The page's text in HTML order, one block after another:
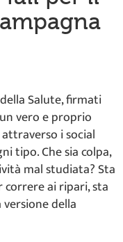
Salute, firmati
vero e proprio
i social
tipo. Che sia colpa,
mal studiata? Sta
ai ripari, sta
della